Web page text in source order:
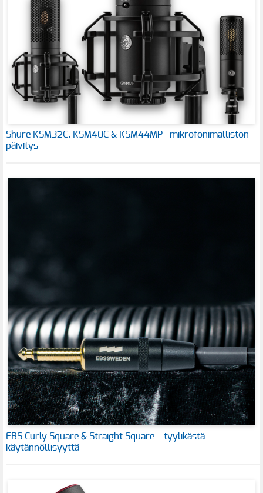
Shure KSM32C, KSM40C & KSM44MP– mikrofonimalliston
päivitys
EBS Curly Square & Straight Square – tyylikästä
käytännöllisyyttä